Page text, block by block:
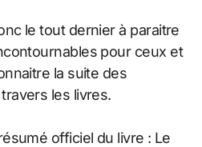
le tout dernier à paraitre
pour ceux et
la suite des
les livres.
officiel du livre : Le